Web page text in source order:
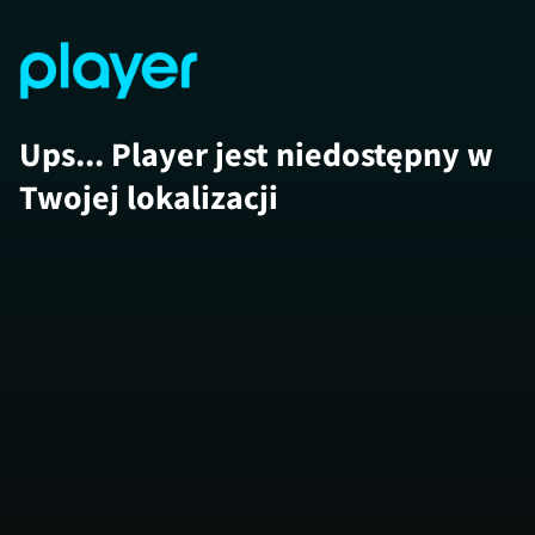
Ups... Player jest niedostępny w
Twojej lokalizacji